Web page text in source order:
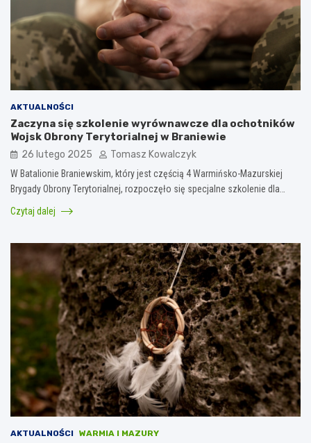
AKTUALNOŚCI
Zaczyna się szkolenie wyrównawcze dla ochotników
Wojsk Obrony Terytorialnej w Braniewie
26 lutego 2025 Tomasz Kowalczyk
W Batalionie Braniewskim, który jest częścią 4 Warmińsko-Mazurskiej
Brygady Obrony Terytorialnej, rozpoczęło się specjalne szkolenie dla…
Czytaj dalej
AKTUALNOŚCI WARMIA I MAZURY